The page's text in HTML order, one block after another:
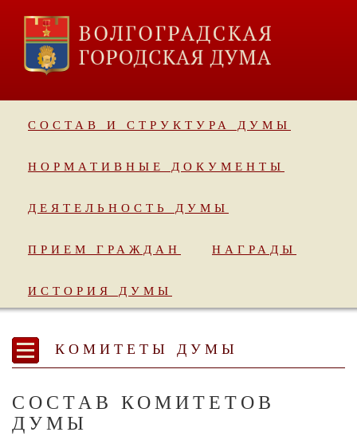
СОСТАВ И СТРУКТУРА ДУМЫ
НОРМАТИВНЫЕ ДОКУМЕНТЫ
ДЕЯТЕЛЬНОСТЬ ДУМЫ
ПРИЕМ ГРАЖДАН НАГРАДЫ
ИСТОРИЯ ДУМЫ
КОМИТЕТЫ ДУМЫ
СОСТАВ КОМИТЕТОВ
ДУМЫ